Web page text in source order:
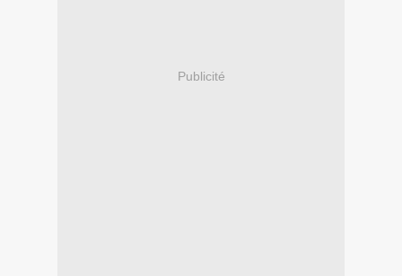
Publicité